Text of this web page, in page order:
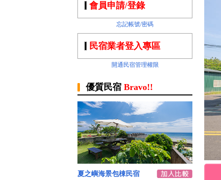
會員申請/登錄
忘記帳號/密碼
民宿業者登入專區
開通民宿管理權限
優質民宿 Bravo!!
夏之嶼海景包棟民宿